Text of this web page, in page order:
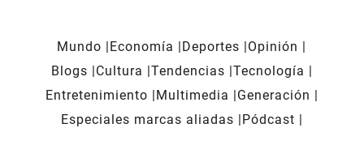
Mundo Economía Deportes
Opinión
Blogs
Cultura Tendencias Tecnología
Entretenimiento
Multimedia
Generación
Especiales marcas aliadas
Pódcast